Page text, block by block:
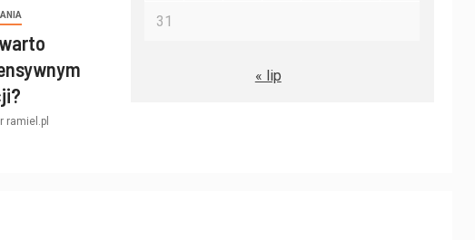
ramiel.pl
31
« lip